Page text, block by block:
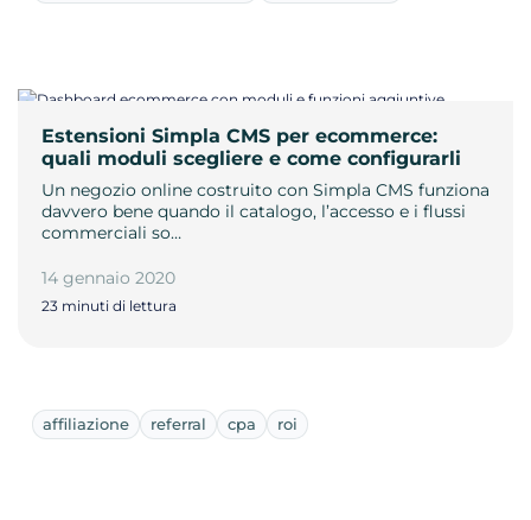
Estensioni Simpla CMS per ecommerce:
quali moduli scegliere e come configurarli
Un negozio online costruito con Simpla CMS funziona
davvero bene quando il catalogo, l’accesso e i flussi
commerciali so…
14 gennaio 2020
23 minuti di lettura
affiliazione referral cpa roi